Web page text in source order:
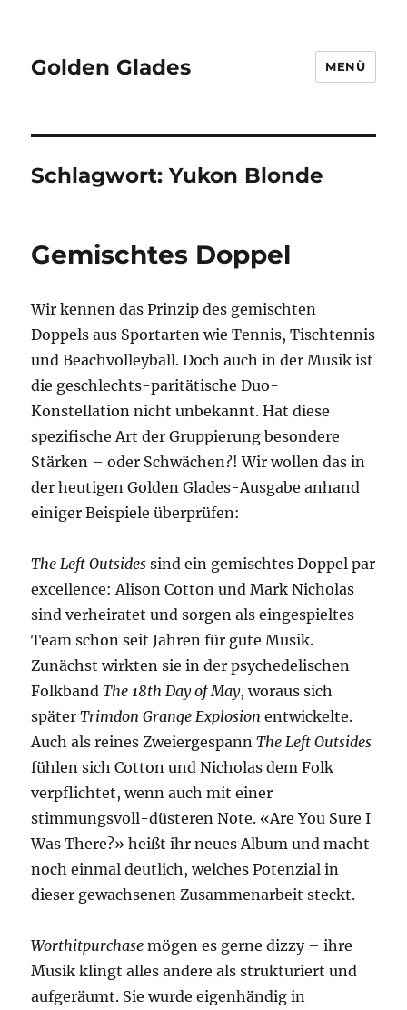
Golden Glades MENÜ
Schlagwort:Yukon Blonde
Gemischtes Doppel
Wir kennen das Prinzip des gemischten
Doppels aus Sportarten wie Tennis, Tischtennis
und Beachvolleyball. Doch auch in der Musik ist
die geschlechts-paritätische Duo-
Konstellation nicht unbekannt. Hat diese
spezifische Art der Gruppierung besondere
Stärken – oder Schwächen?! Wir wollen das in
der heutigen Golden Glades-Ausgabe anhand
einiger Beispiele überprüfen:
The Left Outsides sind ein gemischtes Doppel par
excellence: Alison Cotton und Mark Nicholas
sind verheiratet und sorgen als eingespieltes
Team schon seit Jahren für gute Musik.
Zunächst wirkten sie in der psychedelischen
FolkbandThe 18th Day of May, woraus sich
späterTrimdon Grange Explosion entwickelte.
Auch als reines ZweiergespannThe Left Outsides
fühlen sich Cotton und Nicholas dem Folk
verpflichtet, wenn auch mit einer
stimmungsvoll-düsteren Note. «Are You Sure I
Was There?» heißt ihr neues Album und macht
noch einmal deutlich, welches Potenzial in
dieser gewachsenen Zusammenarbeit steckt.
Worthitpurchase mögen es gerne dizzy – ihre
Musik klingt alles andere als strukturiert und
aufgeräumt. Sie wurde eigenhändig in